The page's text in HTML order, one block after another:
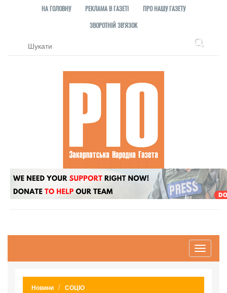
НА ГОЛОВНУ РЕКЛАМА В ГАЗЕТІ
ПРО НАШУ ГАЗЕТУ
ЗВОРОТНІЙ ЗВ'ЯЗОК
Toggle
Новини СОЦІО